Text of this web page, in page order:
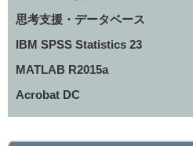
思考支援・データベース
IBM SPSS Statistics 23
MATLAB R2015a
Acrobat DC